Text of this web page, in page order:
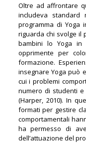
Oltre ad affrontare
includeva standard
programma di Yoga
riguarda chi svolge il
bambini lo Yoga in
opprimente per
formazione.
insegnare Yoga può
cui i problemi
numero di studenti e
(Harper, 2010). In
formati per gestire
comportamentali
ha permesso di
dell’attuazione del